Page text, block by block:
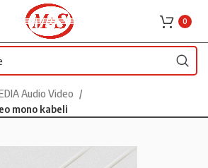
0
Audio Video
mono kabeli